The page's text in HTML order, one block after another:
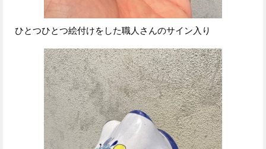
ひとつひとつ絵付けをした職人さんのサイン入り